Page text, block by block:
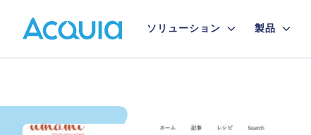
main
content
Primary
ソリューション 製品